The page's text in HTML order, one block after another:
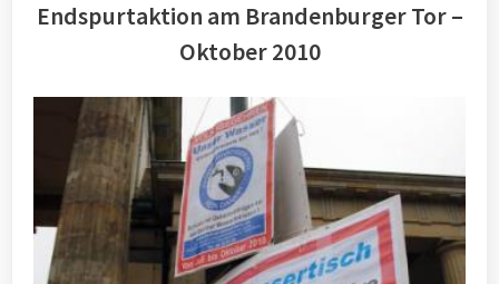
Endspurtaktion am Brandenburger Tor –
Oktober 2010